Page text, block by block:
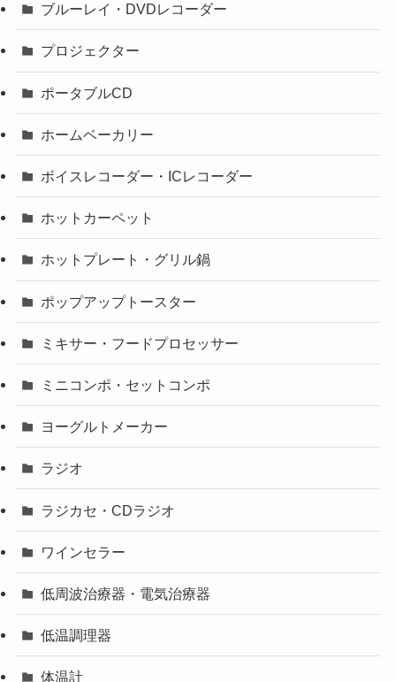
ブルーレイ・DVDレコーダー
プロジェクター
ポータブルCD
ホームベーカリー
ボイスレコーダー・ICレコーダー
ホットカーペット
ホットプレート・グリル鍋
ポップアップトースター
ミキサー・フードプロセッサー
ミニコンポ・セットコンポ
ヨーグルトメーカー
ラジオ
ラジカセ・CDラジオ
ワインセラー
低周波治療器・電気治療器
低温調理器
体温計